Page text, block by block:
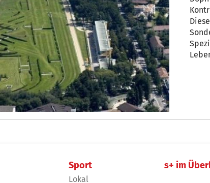
Sport
Lokal
s+ im